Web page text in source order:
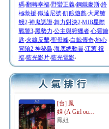
碼‧翻轉幸福‧野蠻正義‧鋼鐵麥斯‧終
極救援‧鐵達尼號‧飢餓遊戲‧大尾鱸
鰻2‧神鬼認證‧舞力對決2‧MIB星際
戰警3‧黑勢力‧公主與狩獵者‧心靈鑰
匙‧火線反擊‧聖母峰‧白鯨傳奇‧地心
冒險2 神秘島‧海底總動員‧江蕙 祝
福‧藍光影片‧藍光電影‧
[台] 鳳
姐 (A Girl ou…
鳳姐